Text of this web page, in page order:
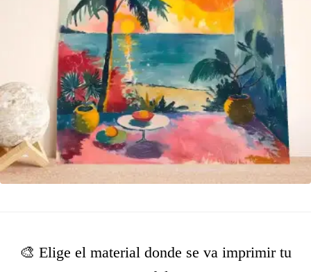
🎨 Elige el material donde se va imprimir tu